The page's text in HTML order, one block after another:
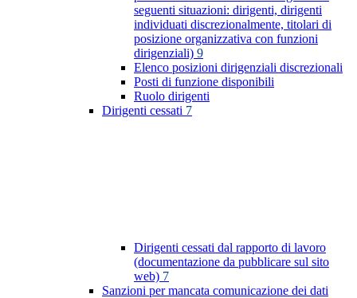
seguenti situazioni: dirigenti, dirigenti
individuati discrezionalmente, titolari di
posizione organizzativa con funzioni
dirigenziali) 9
Elenco posizioni dirigenziali discrezionali
Posti di funzione disponibili
Ruolo dirigenti
Dirigenti cessati 7
Dirigenti cessati dal rapporto di lavoro
(documentazione da pubblicare sul sito
web) 7
Sanzioni per mancata comunicazione dei dati